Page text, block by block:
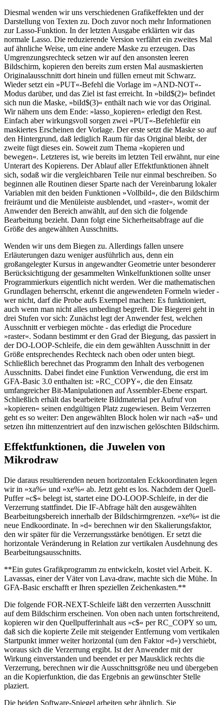
Diesmal wenden wir uns verschiedenen Grafikeffekten und der
Darstellung von Texten zu. Doch zuvor noch mehr Informationen
zur Lasso-Funktion. In der letzten Ausgabe erklärten wir das
normale Lasso. Die reduzierende Version verfährt ein zweites Mal
auf ähnliche Weise, um eine andere Maske zu erzeugen. Das
Umgrenzungsrechteck setzen wir auf den ansonsten leeren
Bildschirm, kopieren den bereits zum ersten Mal ausmaskierten
Originalausschnitt dort hinein und füllen erneut mit Schwarz.
Wieder setzt ein »PUT«-Befehl die Vorlage im »AND-NOT«-
Modus darüber, und das Ziel ist fast erreicht. In »bild$(2)« befindet
sich nun die Maske, »biId$(3)« enthält nach wie vor das Original.
Wir nähern uns dem Ende: »lasso_kopieren« erledigt den Rest.
Einfach aber wirkungsvoll sorgen zwei »PUT«-Befehlefür ein
maskiertes Erscheinen der Vorlage. Der erste setzt die Maske so auf
den Hintergrund, daß lediglich Raum für das Original bleibt, der
zweite fügt dieses ein. Soweit zum Thema »kopieren und
bewegen«. Letzteres ist, wie bereits im letzten Teil erwähnt, nur eine
Unterart des Kopierens. Der Ablauf aller Effektfunktionen ähnelt
sich, sodaß wir die vergleichbaren Teile nur einmal beschreiben. So
beginnen alle Routinen dieser Sparte nach der Vereinbarung lokaler
Variablen mit den beiden Funktionen »Vollbild«, die den Bildschirm
freiräumt und die Menüleiste ausblendet, und »raster«, womit der
Anwender den Bereich anwählt, auf den sich die folgende
Bearbeitung bezieht. Dann folgt eine Sicherheitsabfrage auf die
Größe des angewählten Ausschnitts.
Wenden wir uns dem Biegen zu. Allerdings fallen unsere
Erläuterungen dazu weniger ausführlich aus, denn ein
großangelegter Kursus in angewandter Geometrie unter besonderer
Berücksichtigung der gesammelten Winkelfunktionen sollte unser
Programmierkurs eigentlich nicht werden. Wer die mathematischen
Grundlagen beherrscht, erkennt die angewendeten Formeln wieder -
wer nicht, darf die Probe aufs Exempel machen: Es funktioniert,
auch wenn man nicht alles unbedingt begreift. Die Biegerei geht in
drei Stufen vor sich: Zunächst legt der Anwender fest, welchen
Ausschnitt er verbiegen möchte - das erledigt die Procedure
»raster«. Sodann bestimmt er den Grad der Biegung, das passiert in
der DO-LOOP-Schleife, die ein dem gewählten Ausschnitt in der
Größe entsprechendes Rechteck nach oben oder unten biegt.
Schließlich berechnet das Programm den Inhalt des verbogenen
Ausschnitts. Dabei findet eine Funktion Verwendung, die erst im
GFA-Basic 3.0 enthalten ist: »RC_COPY«, die den Einsatz
umfangreicher Bit-Manipulationen auf Assembler-Ebene erspart.
Schließlich erhält das bearbeitete Bildmaterial per Aufruf von
»kopieren« seinen endgültigen Platz zugewiesen. Beim Verzerren
geht es so weiter: Den angewählten Block holen wir nach »a$« und
setzen ihn mittenzentriert auf den inzwischen gelöschten Bildschirm.
Effektfunktionen, die Juwelen von
Mikrodraw
Die daraus resultierenden neuen horizontalen Eckkoordinaten legen
wir in »xa%« und »xe%« ab. Jetzt geht es los. Nachdem der Quell-
Puffer »c$« belegt ist, startet eine DO-LOOP-Schleife, in der die
Verzerrung stattfindet. Die IF-Abfrage hält den ausgewählten
Bearbeitungsbereich innerhalb der Bildschirmgrenzen. »xe%« ist die
neue Endkoordinate. In »d« berechnen wir den Skalierungsfaktor,
den wir später für die Verzerrungsstärke benötigen. Er setzt die
horizontale Veränderung in Relation zur vertikalen Ausdehnung des
Bearbeitungsausschnitts.
**Ein gutes Grafikprogramm zu entwickeln, kostet viel Arbeit. K.
Lavassas, einer der Väter von Lava-draw, machte sich die Mühe. In
GFA-Basic erschafft er Ihren speziellen Zeichenkasten.**
Die folgende FOR-NEXT-Schleife läßt den verzerrten Ausschnitt
auf dem Bildschirm erscheinen. Von oben nach unten fortschreitend,
kopieren wir den Quellpufferinhalt aus »c$« per RC_COPY so um,
daß sich die kopierte Zeile mit steigender Entfernung vom vertikalen
Startpunkt immer weiter horizontal (um den Faktor »d«) verschiebt,
woraus sich die Verzerrung ergibt. Ist der Anwender mit der
Wirkung einverstanden und beendet er per Mausklick rechts die
Verzerrung, berechnen wir die Ausschnittsgröße neu und übergeben
an die Kopierfunktion, die das Ergebnis an gewünschter Stelle
plaziert.
Die beiden Software-Spiegel arbeiten sehr ähnlich. Sie